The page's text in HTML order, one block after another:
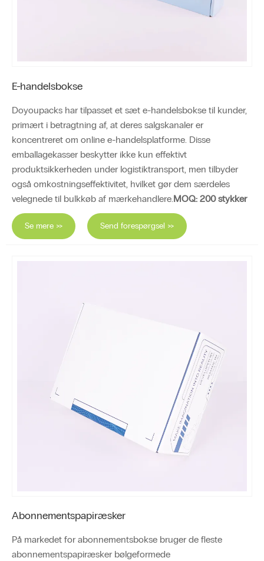
E-handelsbokse
Doyoupacks har tilpasset et sæt e-handelsbokse til kunder,
primært i betragtning af, at deres salgskanaler er
koncentreret om online e-handelsplatforme. Disse
emballagekasser beskytter ikke kun effektivt
produktsikkerheden under logistiktransport, men tilbyder
også omkostningseffektivitet, hvilket gør dem særdeles
velegnede til bulkkøb af mærkehandlere. MOQ: 200 stykker
Se mere >> Send forespørgsel >>
Abonnementspapiræsker
På markedet for abonnementsbokse bruger de fleste
abonnementspapiræsker bølgeformede